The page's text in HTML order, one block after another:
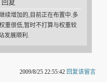
复
续增加的,目前正在布置中.多
重很低,暂时不打算与权重较
发展顺利.
2009/8/25 22:55:42 回复该留言